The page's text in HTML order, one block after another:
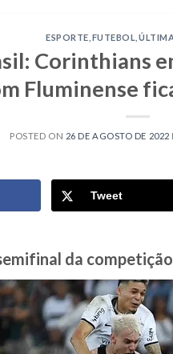
ESPORTE FUTEBOL
Corinthians
Fluminense
POSTED ON 26 DE AGOSTO DE 2022
Tweet
da